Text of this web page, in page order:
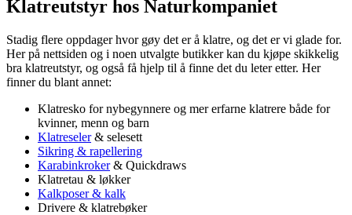
Klatreutstyr hos Naturkompaniet
Stadig flere oppdager hvor gøy det er å klatre, og det er vi glade for.
Her på nettsiden og i noen utvalgte butikker kan du kjøpe skikkelig
bra klatreutstyr, og også få hjelp til å finne det du leter etter. Her
finner du blant annet:
Klatresko for nybegynnere og mer erfarne klatrere både for
kvinner, menn og barn
Klatreseler& selesett
Sikring & rapellering
Karabinkroker& Quickdraws
Klatretau & løkker
Kalkposer & kalk
Drivere & klatrebøker